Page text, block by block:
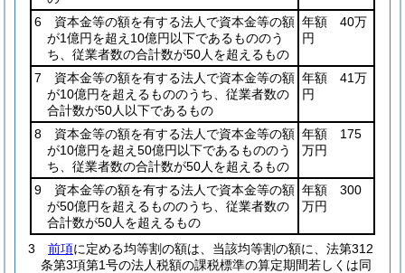
6 資本金等の額を有する法人で資本金等の額
が1億円を超え10億円以下であるもののう
ち、従業者数の合計数が50人を超えるもの
年額 40万
円
7 資本金等の額を有する法人で資本金等の額
が10億円を超えるもののうち、従業者数の
合計数が50人以下であるもの
年額 41万
円
8 資本金等の額を有する法人で資本金等の額
が10億円を超え50億円以下であるもののう
ち、従業者数の合計数が50人を超えるもの
年額 175
万円
9 資本金等の額を有する法人で資本金等の額
が50億円を超えるもののうち、従業者数の
合計数が50人を超えるもの
年額 300
万円
3 前項に定める均等割の額は、当該均等割の額に、法第312
条第3項第1号の法人税額の課税標準の算定期間若しくは同